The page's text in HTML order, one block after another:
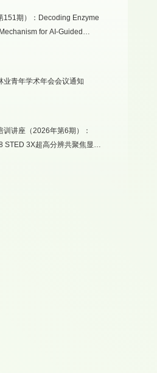
151期）：Decoding Enzyme
for AI-Guided
业青年学术年会会议通知
训讲座（2026年第6期）：
STED 3X超高分辨共聚焦显微